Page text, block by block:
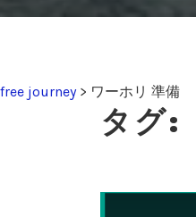
free journey> ワーホリ 準備
タグ: